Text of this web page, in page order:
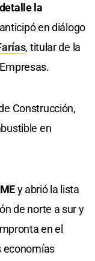
la
en diálogo
, titular de la
Construcción,
en
y abrió la lista
de norte a sur y
en el
economías